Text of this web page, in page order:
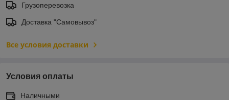
Грузоперевозка
Доставка "Самовывоз"
Все условия доставки
Условия оплаты
Наличными